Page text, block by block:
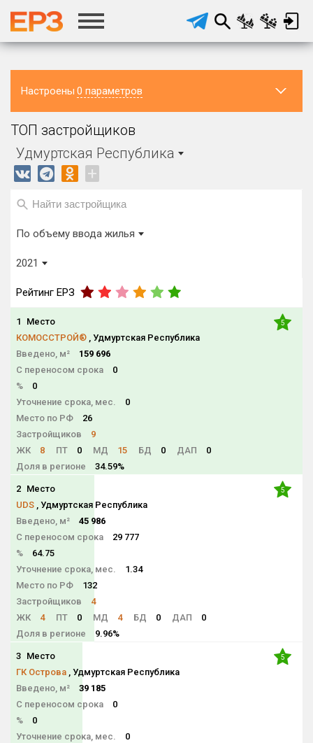
Настроены 0 параметров
Удмуртская Республика
Регион головного офиса
застройщика
Строится, м²
от
ТОП застройщиков
Удмуртская Республика
+
По объему ввода жилья
2021
Рейтинг ЕРЗ
1
Место
КОМОССТРОЙ® , Удмуртская Республика
Введено, м²
159 696
С переносом срока
0
%
0
Уточнение срока, мес.
0
Место по РФ
26
Застройщиков
9
ЖК
8 ПТ 0 МД 15 БД 0 ДАП
0
Доля в регионе
34.59%
5
2 Место
UDS , Удмуртская Республика
Введено, м²
45 986
С переносом срока
29 777
%
64.75
Уточнение срока, мес.
1.34
Место по РФ
132
Застройщиков
4
ЖК
4 ПТ 0 МД 4 БД 0 ДАП
0
Доля в регионе
9.96%
5
3 Место
ГК Острова , Удмуртская Республика
Введено, м²
39 185
С переносом срока
0
%
0
Уточнение срока, мес.
0
5